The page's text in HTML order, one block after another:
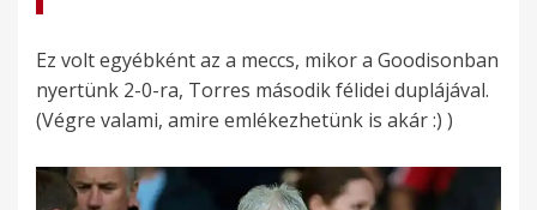
Ez volt egyébként az a meccs, mikor a Goodisonban
nyertünk 2-0-ra, Torres második félidei duplájával.
(Végre valami, amire emlékezhetünk is akár :) )